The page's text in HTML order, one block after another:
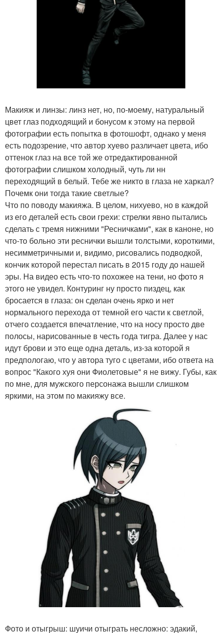
Макияж и линзы: линз нет, но, по-моему, натуральный
цвет глаз подходящий и бонусом к этому на первой
фотографии есть попытка в фотошофт, однако у меня
есть подозрение, что автор хуево различает цвета, ибо
оттенок глаз на все той же отредактированной
фотографии слишком холодный, чуть ли нн
переходящий в белый. Тебе же никто в глаза не харкал?
Почемк они тогда такие светлые?
Что по поводу макияжа. В целом, нихуево, но в каждой
из его деталей есть свои грехи: стрелки явно пытались
сделать с тремя нижними "Ресничками", как в каноне, но
что-то больно эти реснички вышли толстыми, короткими,
несимметричными и, видимо, рисовались подводкой,
кончик которой перестал писать в 2015 году до нашей
эры. На видео есть что-то похожее на тени, но фото я
этого не увидел. Контуринг ну просто пиздец, как
бросается в глаза: он сделан очень ярко и нет
нормального перехода от темной его части к светлой,
отчего создается впечатление, что на носу просто две
полосы, нарисованные в честь года тигра. Далее у нас
идут брови и это еще одна деталь, из-за которой я
предпологаю, что у автора туго с цветами, ибо ответа на
вопрос "Какого хуя они Фиолетовые" я не вижу. Губы, как
по мне, для мужского персонажа вышли слишком
яркими, на этом по макияжу все.
Фото и отыгрыш: шуичи отыграть несложно: эдакий,